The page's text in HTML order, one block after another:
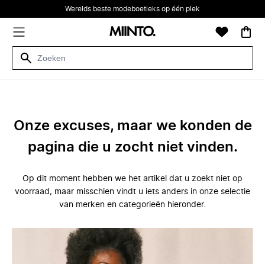
Werelds beste modeboetieks op één plek
Onze excuses, maar we konden de
pagina die u zocht niet vinden.
Op dit moment hebben we het artikel dat u zoekt niet op
voorraad, maar misschien vindt u iets anders in onze selectie
van merken en categorieën hieronder.